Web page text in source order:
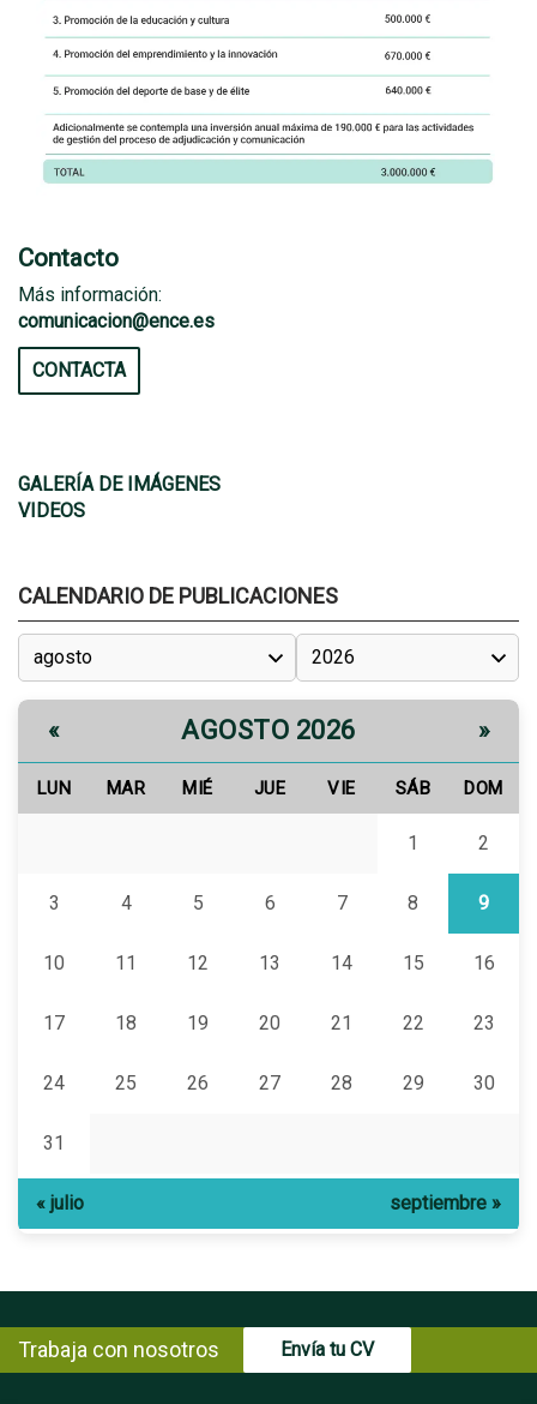
Contacto
Más información:
comunicacion@ence.es
CONTACTA
GALERÍA DE IMÁGENES
VIDEOS
CALENDARIO DE PUBLICACIONES
« AGOSTO 2026 »
LUN MAR MIÉ JUE VIE SÁB DOM
1 2
3 4 5 6 7 8 9
10 11 12 13 14 15 16
17 18 19 20 21 22 23
24 25 26 27 28 29 30
31
« julio septiembre »
Trabaja con nosotros Envía tu CV